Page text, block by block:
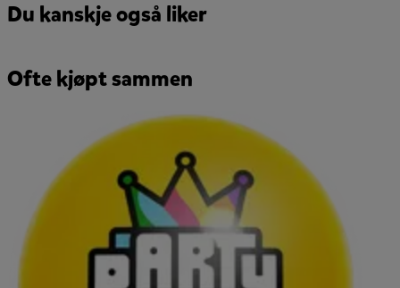
Du kanskje også liker
Ofte kjøpt sammen